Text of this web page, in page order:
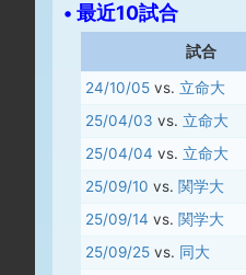
• 最近10試合
試合
24/10/05 vs. 立命大
25/04/03 vs. 立命大
25/04/04 vs. 立命大
25/09/10 vs. 関学大
25/09/14 vs. 関学大
25/09/25 vs. 同大